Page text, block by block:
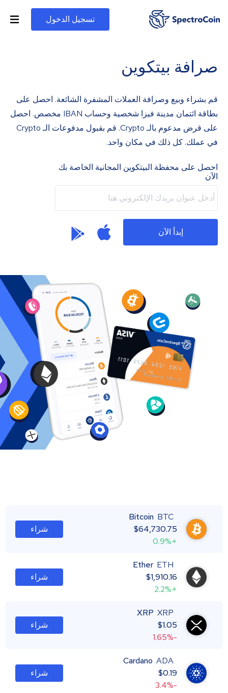
تسجيل الدخول
صرافة بيتكوين
قم بشراء وبيع وصرافة العملات المشفرة الشائعة. احصل على
بطاقة ائتمان مدينة فيزا شخصية وحساب IBAN مخصص. احصل
على قرض مدعوم بالـ Crypto. قم بقبول مدفوعات الـ Crypto
في عملك. كل ذلك في مكان واحد.
احصل على محفظة البيتكوين المجانية الخاصة بك
الآن
إبدأ الآن
Bitcoin BTC
$64,730.75
+0.9%
شراء
Ether ETH
$1,910.16
+2.2%
شراء
XRP XRP
$1.05
-1.65%
شراء
Cardano ADA
$0.19
-3.4%
شراء